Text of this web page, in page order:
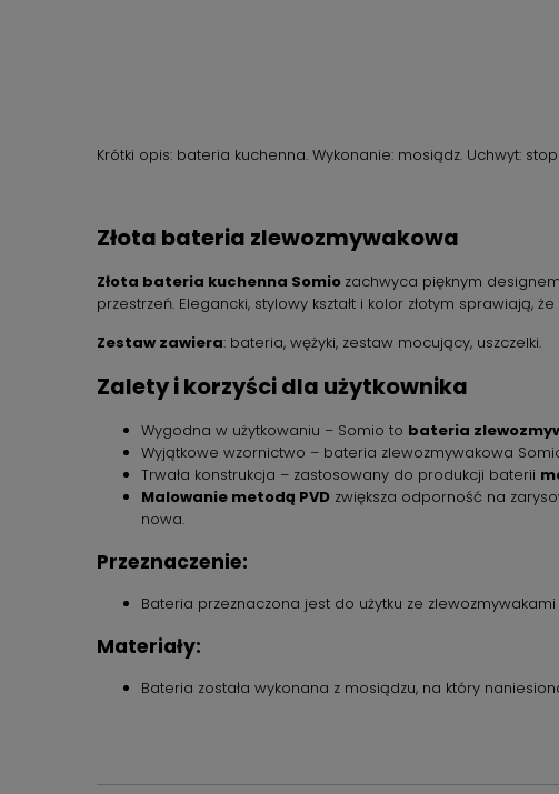
Krótki opis: bateria kuchenna. Wykonanie: mosiądz. Uchwyt: stop
Złota bateria zlewozmywakowa
Złota bateria kuchenna Somio zachwyca pięknym
przestrzeń. Elegancki, stylowy kształt i kolor złotym
Zestaw zawiera: bateria, wężyki, zestaw mocujący, uszczelki.
Zalety i korzyści dla użytkownika
Wygodna w użytkowaniu – Somio to bateria
Wyjątkowe wzornictwo – bateria zlewozmywakowa
Trwała konstrukcja – zastosowany do produkcji baterii
Malowanie metodą PVD zwiększa odporność na
nowa.
Przeznaczenie:
Bateria przeznaczona jest do użytku ze
Materiały:
Bateria została wykonana z mosiądzu, na który